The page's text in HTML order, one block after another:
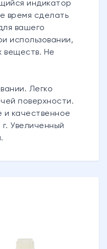
индикатор
время сделать
вашего
использовании,
веществ. Не
Легко
поверхности.
качественное
Увеличенный